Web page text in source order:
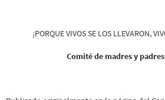
¡PORQUE VIVOS SE LOS LLEVARON,
Comité de madres y